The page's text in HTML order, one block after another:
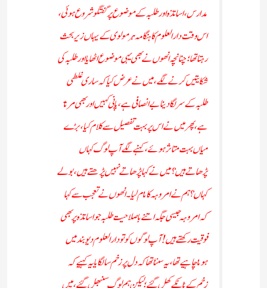
مدارس ، اساتذہ اور طلبہ کے موضوع پر گفتگو شروع ہوئی،
اس وقت دارالعلوم کا ہنگامہ ہر مولوی کے یہاں زیر بحث
رہتا تھا؛ چنانچہ انھوں نے بھی یہی موضوع اٹھایا اور طلبہ کی
شکایتیں کرنے لگے، میں نے عرض کیا کہ ساری غلطی
طلبہ کے سرلگا دینا بے انصافی ہے، پانی کہیں اور بھی مرتا
ہے، پھر میں نے اس پر بہت تفصیل سے کلام کیا، بڑے
میاں بہت متاثرہوئے، کہنے لگے آپ لوگ کہاں
پڑھاتے ہیں؟ میں نے کہا پڑھاتے نہیں پڑھتے ہیں، بولے
کہاں؟ ہم نے امروہہ کا نام لیا۔ انھوں نے تعجب سے کہا
کہ امروہہ جیسی جگہ اتنے باصلاحیت طلبہ جو اساتذہ پر بھی
فوقیت رکھتے ہیں! آپ لوگوں کو تو دار العلوم دیوبند میں
ہونا چاہیے تھا، یہ سننا تھا کہ دل پر زخم سالگا یا یہ کہیے کہ